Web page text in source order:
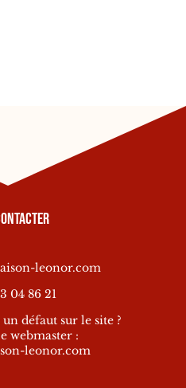
leonor.com
04 86 21
défaut sur le site ?
webmaster :
leonor.com